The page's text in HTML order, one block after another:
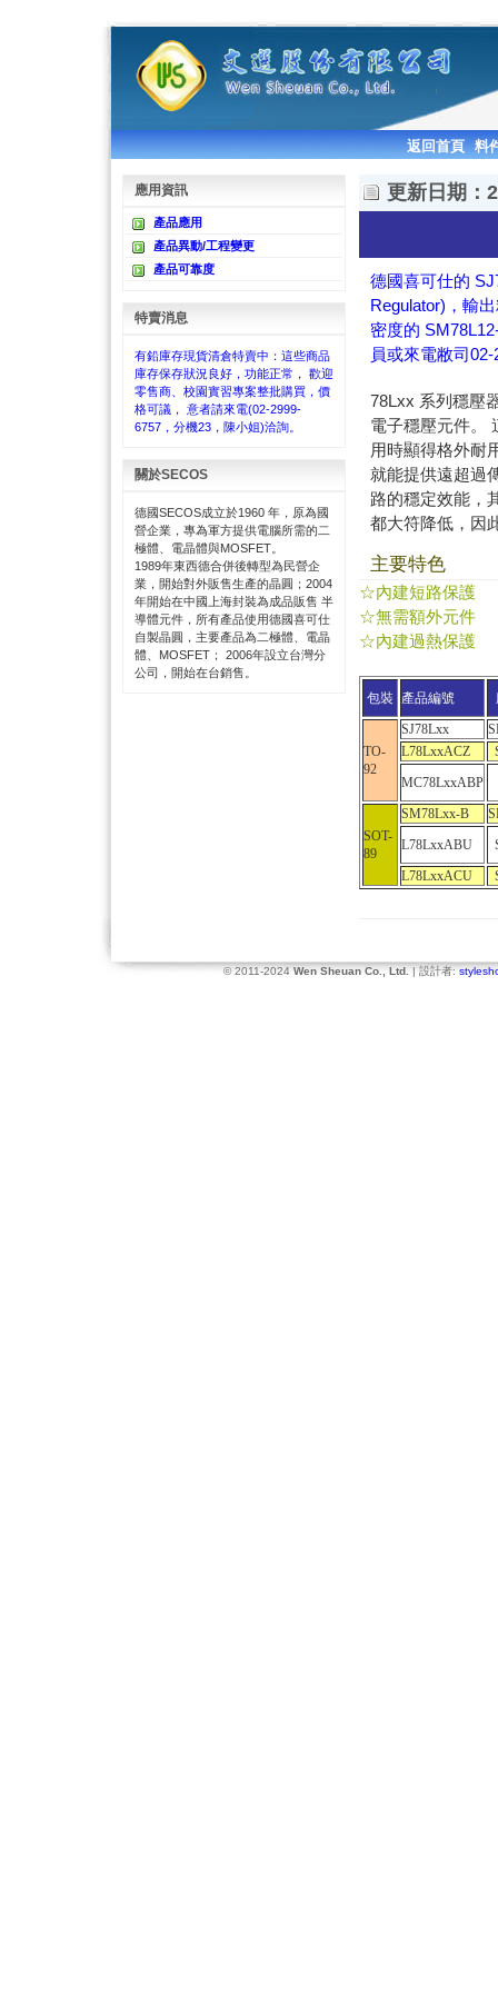
返回首頁 料
應用資訊
產品應用
產品異動/工程變更
產品可靠度
特賣消息
有鉛庫存現貨清倉特賣中：這些商品
庫存保存狀況良好，功能正常， 歡迎
零售商、校園實習專案整批購買，價
格可議， 意者請來電(02-2999-
6757，分機23，陳小姐)洽詢。
關於SECOS
德國SECOS成立於1960 年，原為國
營企業，專為軍方提供電腦所需的二
極體、電晶體與MOSFET。
1989年東西德合併後轉型為民營企
業，開始對外販售生產的晶圓；2004
年開始在中國上海封裝為成品販售 半
導體元件，所有產品使用德國喜可仕
自製晶圓，主要產品為二極體、電晶
體、MOSFET； 2006年設立台灣分
公司，開始在台銷售。
更新日期：
德國喜可仕的
Regulator)，輸
密度的
員或來電敝司
78Lxx 系列穩壓
電子穩壓元件。
用時顯得格外耐
就能提供遠超過
路的穩定效能，
都大符降低，因
主要特色
☆內建短路保護
☆無需額外元件
☆內建過熱保護
包裝 產品編號
TO-
92
SJ78Lxx
L78LxxACZ
MC78LxxABP
SOT-
89
SM78Lxx-B
L78LxxABU
L78LxxACU
© 2011-2024Wen Sheuan Co., Ltd. | 設計者: